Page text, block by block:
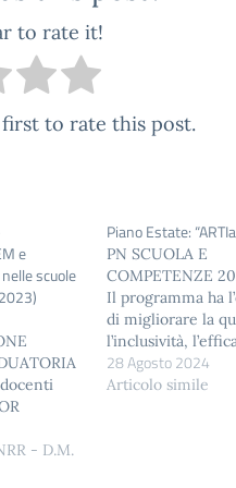
to rate it!
to rate this post.
e
scuole
- D.M.
Piano Estate:
PN SCUOLA E
COMPETENZE
Il programma ha
di migliorare la
l’inclusività,
l’attinenza al
lavoro dei sistemi
28 Agosto 2024
Articolo simile